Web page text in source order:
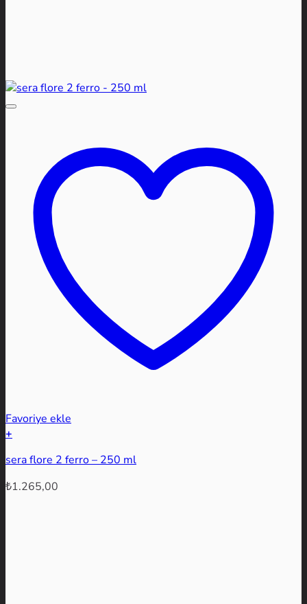
Favoriye ekle
+
sera flore 2 ferro – 250 ml
₺1.265,00